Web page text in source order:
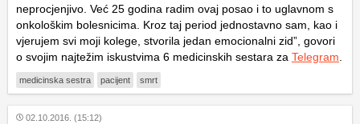
neprocjenjivo. Već 25 godina radim ovaj posao i to uglavnom s
onkološkim bolesnicima. Kroz taj period jednostavno sam, kao i
vjerujem svi moji kolege, stvorila jedan emocionalni zid”, govori
o svojim najtežim iskustvima 6 medicinskih sestara za Telegram
medicinska sestra pacijent smrt
02.10.2016. (15:12)